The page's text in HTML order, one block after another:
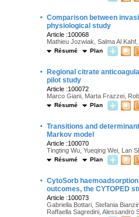
· Comparison between
physiological study
Article :100068
Mathieu Jozwiak, Salma Al
Résumé Plan
·
Regional citrate
pilot study
Article :100072
Marco Giani, Marta Frazzei,
Résumé Plan
· Transitions and
Markov model
Article :100070
Tingting Wu, Yueqing Wei, Lan
Résumé Plan
· CytoSorb
outcomes, the CYTOPED
Article :100073
Gabriella Bottari, Stefania
Raffaella Sagredini, Alessandro